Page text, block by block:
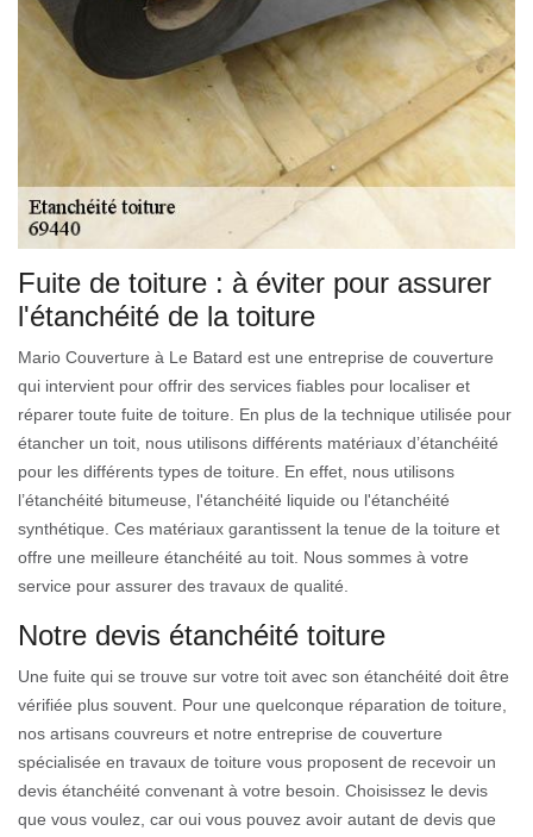
Fuite de toiture : à éviter pour assurer
l'étanchéité de la toiture
Mario Couverture à Le Batard est une entreprise de couverture
qui intervient pour offrir des services fiables pour localiser et
réparer toute fuite de toiture. En plus de la technique utilisée pour
étancher un toit, nous utilisons différents matériaux d’étanchéité
pour les différents types de toiture. En effet, nous utilisons
l’étanchéité bitumeuse, l'étanchéité liquide ou l'étanchéité
synthétique. Ces matériaux garantissent la tenue de la toiture et
offre une meilleure étanchéité au toit. Nous sommes à votre
service pour assurer des travaux de qualité.
Notre devis étanchéité toiture
Une fuite qui se trouve sur votre toit avec son étanchéité doit être
vérifiée plus souvent. Pour une quelconque réparation de toiture,
nos artisans couvreurs et notre entreprise de couverture
spécialisée en travaux de toiture vous proposent de recevoir un
devis étanchéité convenant à votre besoin. Choisissez le devis
que vous voulez, car oui vous pouvez avoir autant de devis que